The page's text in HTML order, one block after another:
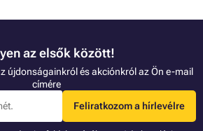
az elsők között!
újdonságainkról és akciónkról az Ön e-mail
címére
Feliratkozom a hírlevélre